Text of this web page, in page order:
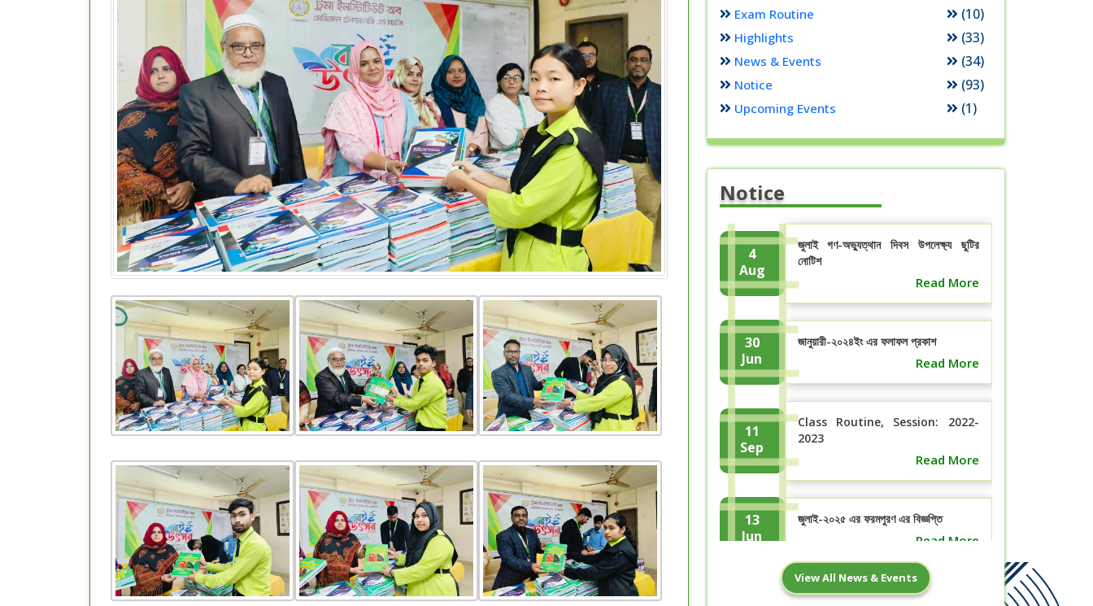
Exam Routine (10)
Highlights (33)
News & Events (34)
Notice (93)
Upcoming Events (1)
Notice
4
Aug
জুলাই গণ-অভ্যুত্থান দিবস উপলেক্ষ্য ছুটির
নোটিশ
Read More
30
Jun
জানুয়ারী-২০২৪ইং এর ফলাফল প্রকাশ
Read More
11
Sep
Class Routine, Session: 2022-
2023
Read More
13
Jun
জুলাই-২০২৫ এর ফরমপুরণ এর বিজ্ঞপ্তি
Read More
ঈদ-উল- আযহা ছুটির নোটিশ
View All News & Events